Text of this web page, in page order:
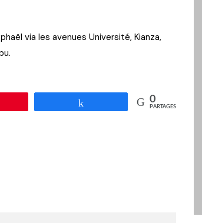
via les avenues Université, Kianza,
0
PARTAGES